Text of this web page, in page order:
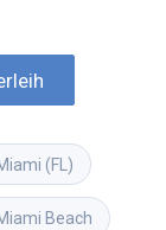
(FL)
Beach